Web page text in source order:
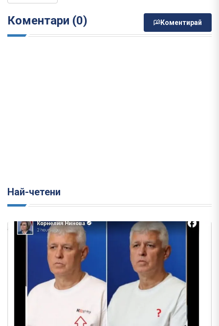
Коментари (0) Коментирай
Най-четени